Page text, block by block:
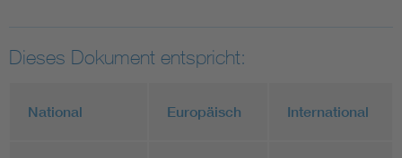
Dieses Dokument entspricht:
National Europäisch International